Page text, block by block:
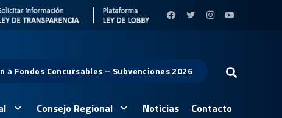
a Fondos Concursables – Subvenciones 2026
Consejo Regional Noticias Contacto